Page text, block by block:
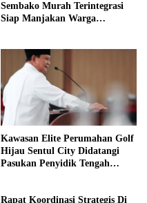
Sembako Murah Terintegrasi
Siap Manjakan Warga
Kawasan Elite Perumahan Golf
Hijau Sentul City Didatangi
Pasukan Penyidik Tengah
Rapat Koordinasi Strategis Di